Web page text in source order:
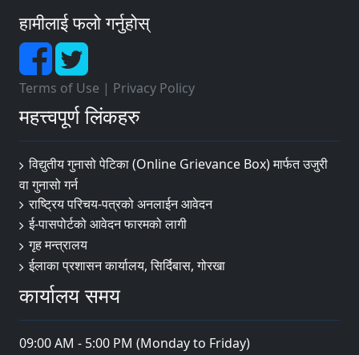
हामीलाई फलो गर्नुहोस्
Terms of Use | Privacy Policy
महत्त्वपूर्ण लिंकहरु
विद्युतीय गुनासो पेटिका (Online Grievance Box) मार्फत उजुरी
वा गुनासो गर्न
राष्‍ट्रिय परिचय-पत्रको अनलाईन आवेदन
ई-पासपोर्टको आवेदन फारमको लागी
गृह मन्त्रालय
ईलाका प्रशासन कार्यालय, सिर्दिबास, गोरखा
कार्यालय समय
09:00 AM - 5:00 PM (Monday to Friday)